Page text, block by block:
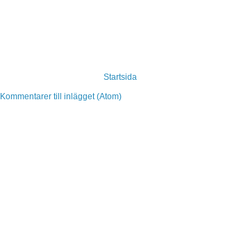
Startsida
Kommentarer till inlägget (Atom)